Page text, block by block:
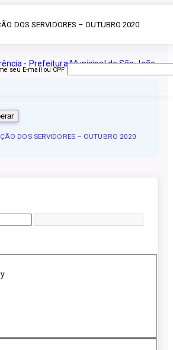
DOS SERVIDORES – OUTUBRO 2020
DOS SERVIDORES – OUTUBRO 2020
seu E-mail ou CPF